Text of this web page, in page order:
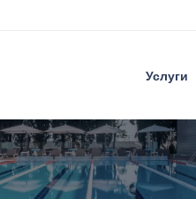
Услуги